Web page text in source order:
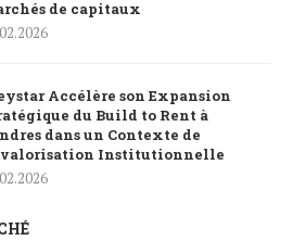
de capitaux
Accélère son Expansion
du Build to Rent à
dans un Contexte de
Institutionnelle